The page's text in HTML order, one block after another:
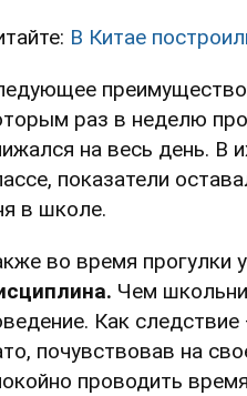
В Китае
раз в неделю
на весь день. В
показатели
в школе.
во время прогулки
Чем
Как
почувствовав на
проводить